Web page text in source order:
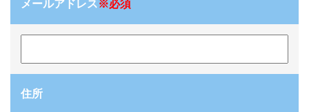
メールアドレス ※必須
住所